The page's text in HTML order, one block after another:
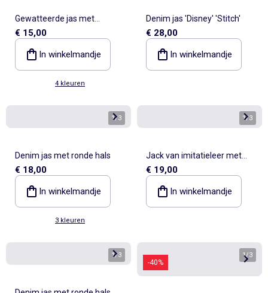
Gewatteerde jas met
capuchon
€ 15,00
In winkelmandje
4 kleuren
Denim jas 'Disney' 'Stitch'
€ 28,00
In winkelmandje
1/3
Denim jas met ronde hals
€ 18,00
In winkelmandje
3 kleuren
1/3
Jack van imitatieleer met
textuur
€ 19,00
In winkelmandje
1/3
-40%
1/3